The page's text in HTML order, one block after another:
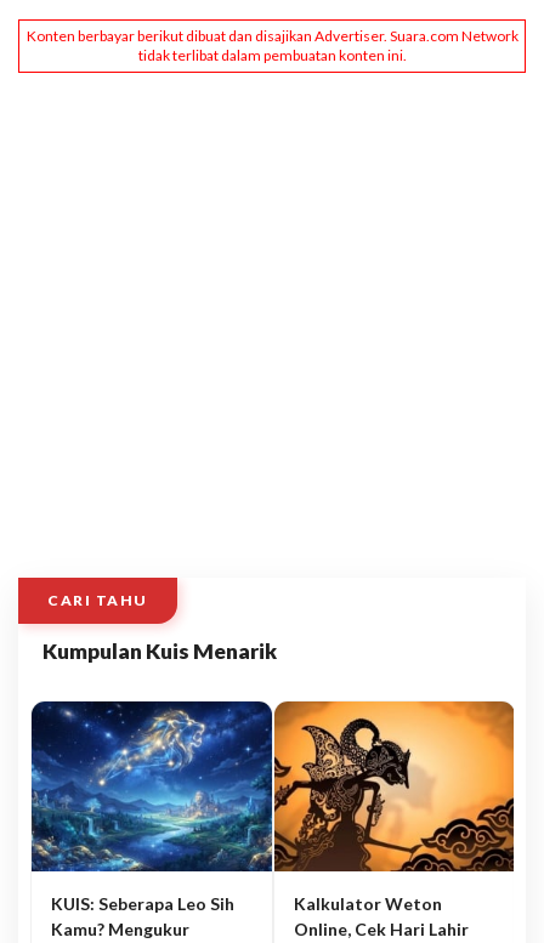
CARI TAHU
Kumpulan Kuis Menarik
KUIS: Seberapa Leo Sih
Kamu? Mengukur
Kalkulator Weton
Online, Cek Hari Lahir